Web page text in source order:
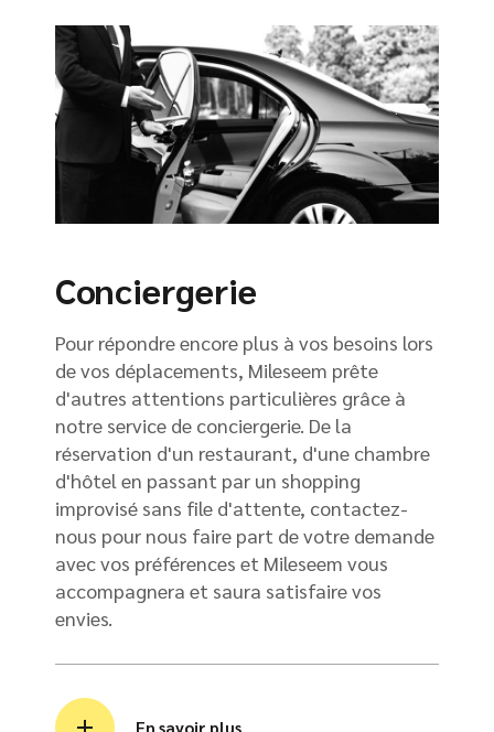
Conciergerie
Pour répondre encore plus à vos besoins lors
de vos déplacements, Mileseem prête
d'autres attentions particulières grâce à
notre service de conciergerie. De la
réservation d'un restaurant, d'une chambre
d'hôtel en passant par un shopping
improvisé sans file d'attente, contactez-
nous pour nous faire part de votre demande
avec vos préférences et Mileseem vous
accompagnera et saura satisfaire vos
envies.
En savoir plus